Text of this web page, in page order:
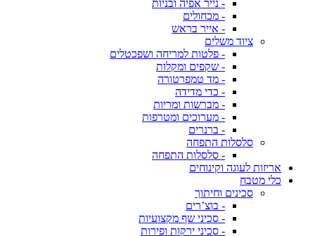
- נייר אפיה ובניות
- מכחולים
- אייר בראש
ציוד משלים
- פלטות למריחה ושפכטלים
- שקפים ומקלות
- מד טמפרטורה
- כדי מדידה
- מברשות ומריות
- מערוכים ומטרפות
- ברנרים
סלסלות התפחה
- סלסלות התפחה
אריזות לעוגה וקינוחים
כלי מטבח
סכינים וחיתוך
- בוצ’רים
- סכיני שף מקצועיות
- סכיני ירקות ופירות